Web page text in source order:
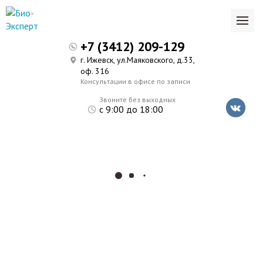
Звоните без выходных
с 9:00 до 18:00
+7 (3412) 209-129
г. Ижевск, ул.Маяковского, д.33,
оф. 316
Консультации в офисе по записи